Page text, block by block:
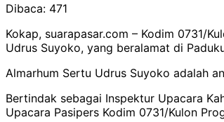
Dibaca: 471
Kokap, suarapasar.com – Kodim 0731/
Udrus Suyoko, yang beralamat di
Almarhum Sertu Udrus Suyoko adalah
Bertindak sebagai Inspektur Upacara
Upacara Pasipers Kodim 0731/Kulon